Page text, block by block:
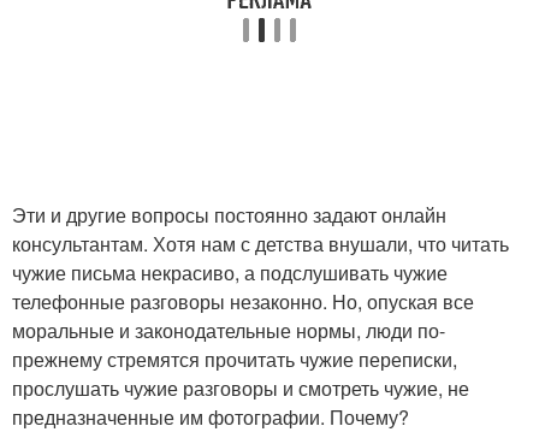
Эти и другие вопросы постоянно задают онлайн
консультантам. Хотя нам с детства внушали, что читать
чужие письма некрасиво, а подслушивать чужие
телефонные разговоры незаконно. Но, опуская все
моральные и законодательные нормы, люди по-
прежнему стремятся прочитать чужие переписки,
прослушать чужие разговоры и смотреть чужие, не
предназначенные им фотографии. Почему?